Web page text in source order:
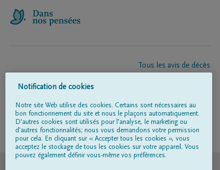
Tous les avis de décès
Entrepreneur de pompes funèbres
Suivez-nous sur
Notification de cookies
Notre site Web utilise des cookies. Certains sont nécessaires au
bon fonctionnement du site et nous le plaçons automatiquement.
D'autres cookies sont utilisés pour l'analyse, le marketing ou
d'autres fonctionnalités; nous vous demandons votre permission
pour cela. En cliquant sur « Accepter tous les cookies », vous
acceptez le stockage de tous les cookies sur votre appareil. Vous
pouvez également définir vous-même vos préférences.